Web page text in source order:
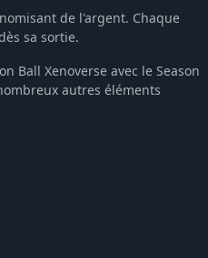
de l'argent. Chaque
sa sortie.
Ball Xenoverse avec le Season
autres éléments